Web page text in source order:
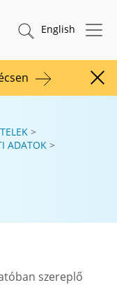
Keresés indítása
English
ADATOK
szereplő